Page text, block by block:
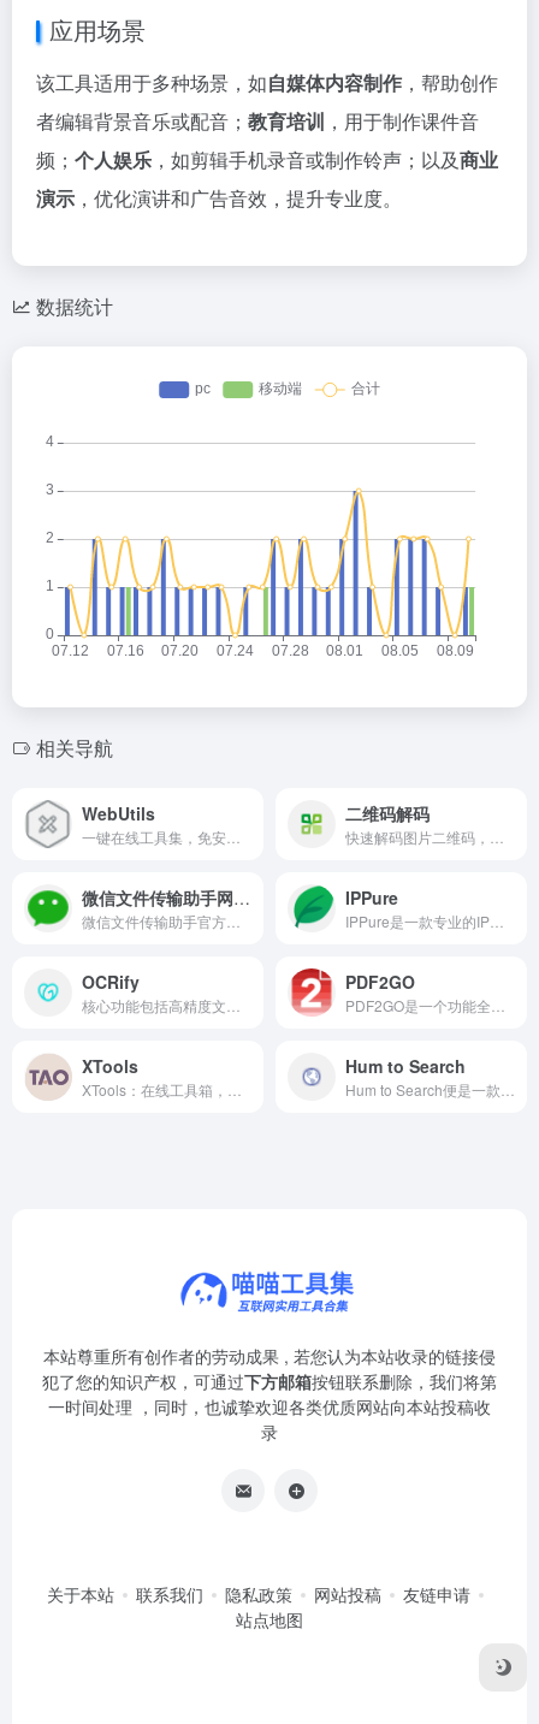
应用场景
该工具适用于多种场景，如自媒体内容制作 ，帮助创作
者编辑背景音乐或配音； 教育培训 ，用于制作课件音
频； 个人娱乐 ，如剪辑手机录音或制作铃声；以及商业
演示 ，优化演讲和广告音效，提升专业度。
数据统计
相关导航
WebUtils 二维码解码
微信文件传输助手网页版 IPPure
OCRify PDF2GO
XTools Hum to Search
本站尊重所有创作者的劳动成果 , 若您认为本站收录的链接侵
犯了您的知识产权，可通过下方邮箱按钮联系删除，我们将第
一时间处理 ，同时，也诚挚欢迎各类优质网站向本站投稿收
录
关于本站 联系我们 隐私政策 网站投稿
友链申请
站点地图